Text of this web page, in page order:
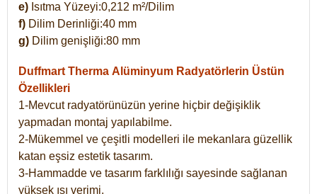
e) Isıtma Yüzeyi:0,212 m²/Dilim
f) Dilim Derinliği:40 mm
g) Dilim genişliği:80 mm
Duffmart Therma Alüminyum Radyatörlerin Üstün
Özellikleri
1-Mevcut radyatörünüzün yerine hiçbir değişiklik
yapmadan montaj yapılabilme.
2-Mükemmel ve çeşitli modelleri ile mekanlara güzellik
katan eşsiz estetik tasarım.
3-Hammadde ve tasarım farklılığı sayesinde sağlanan
yüksek ısı verimi.